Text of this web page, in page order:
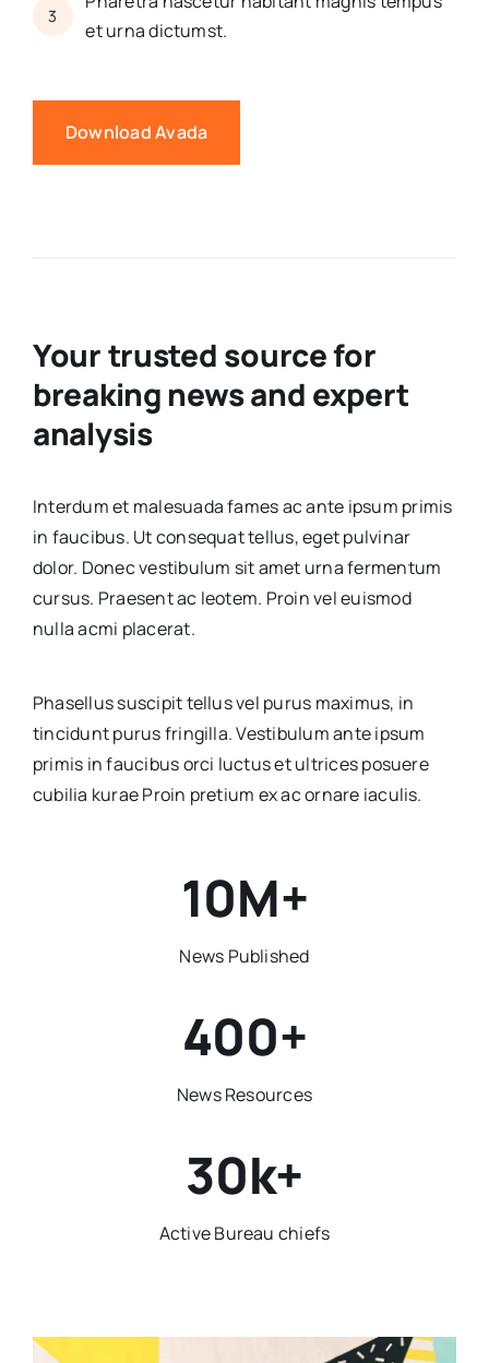
3
et urna dictumst.
Download Avada
Your trusted source for
breaking news and expert
analysis
Interdum et malesuada fames ac ante ipsum primis
in faucibus. Ut consequat tellus, eget pulvinar
dolor. Donec vestibulum sit amet urna fermentum
cursus. Praesent ac leotem. Proin vel euismod
nulla acmi placerat.
Phasellus suscipit tellus vel purus maximus, in
tincidunt purus fringilla. Vestibulum ante ipsum
primis in faucibus orci luctus et ultrices posuere
cubilia kurae Proin pretium ex ac ornare iaculis.
10M+
News Published
400+
News Resources
30k+
Active Bureau chiefs